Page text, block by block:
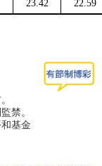
23.42 22.59
禁。
基金